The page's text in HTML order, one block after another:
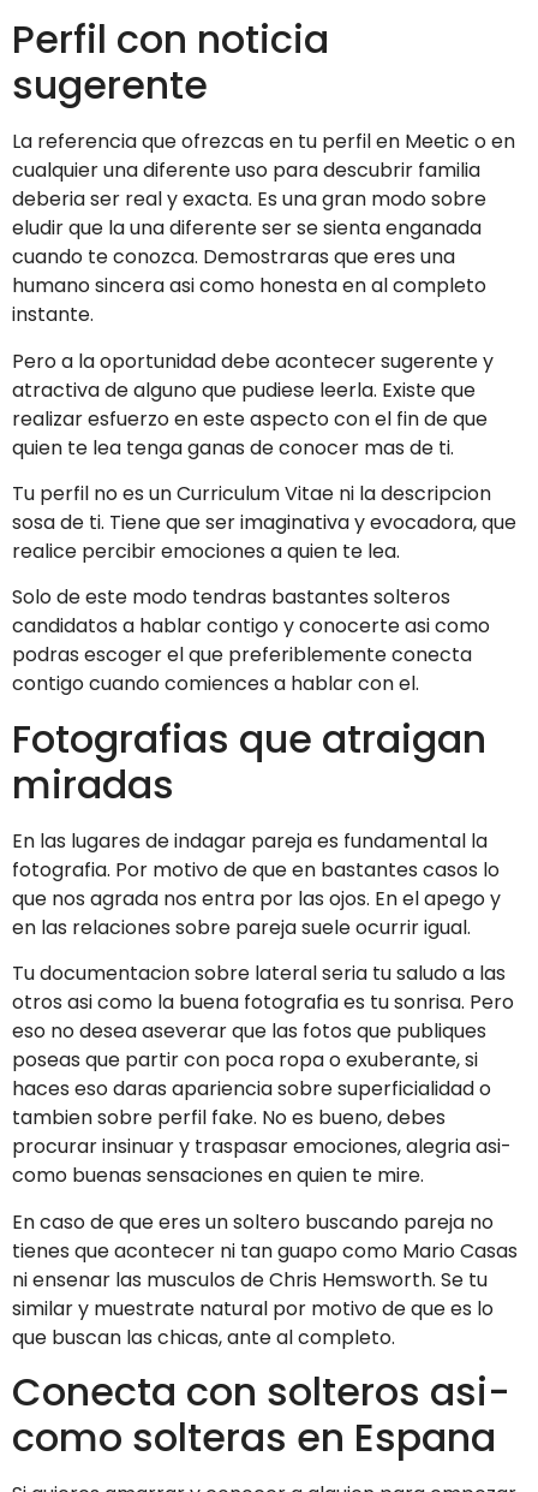
Perfil con noticia
sugerente
La referencia que ofrezcas en tu perfil en Meetic o en
cualquier una diferente uso para descubrir familia
deberia ser real y exacta. Es una gran modo sobre
eludir que la una diferente ser se sienta enganada
cuando te conozca. Demostraras que eres una
humano sincera asi­ como honesta en al completo
instante.
Pero a la oportunidad debe acontecer sugerente y
atractiva de alguno que pudiese leerla. Existe que
realizar esfuerzo en este aspecto con el fin de que
quien te lea tenga ganas de conocer mas de ti.
Tu perfil no es un Curriculum Vitae ni la descripcion
sosa de ti. Tiene que ser imaginativa y evocadora, que
realice percibir emociones a quien te lea.
Solo de este modo tendras bastantes solteros
candidatos a hablar contigo y conocerte asi­ como
podras escoger el que preferiblemente conecta
contigo cuando comiences a hablar con el.
Fotografias que atraigan
miradas
En las lugares de indagar pareja es fundamental la
fotografia. Por motivo de que en bastantes casos lo
que nos agrada nos entra por las ojos. En el apego y
en las relaciones sobre pareja suele ocurrir igual.
Tu documentacion sobre lateral seri­a tu saludo a las
otros asi­ como la buena fotografia es tu sonrisa. Pero
eso no desea aseverar que las fotos que publiques
poseas que partir con poca ropa o exuberante, si
haces eso daras apariencia sobre superficialidad o
tambien sobre perfil fake. No es bueno, debes
procurar insinuar y traspasar emociones, alegria asi­
como buenas sensaciones en quien te mire.
En caso de que eres un soltero buscando pareja no
tienes que acontecer ni tan guapo como Mario Casas
ni ensenar las musculos de Chris Hemsworth. Se tu
similar y muestrate natural por motivo de que es lo
que buscan las chicas, ante al completo.
Conecta con solteros asi­
como solteras en Espana